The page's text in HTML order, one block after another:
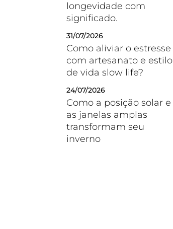
longevidade com
significado.
31/07/2026
Como aliviar o estresse
com artesanato e estilo
de vida slow life?
24/07/2026
Como a posição solar e
as janelas amplas
transformam seu
inverno